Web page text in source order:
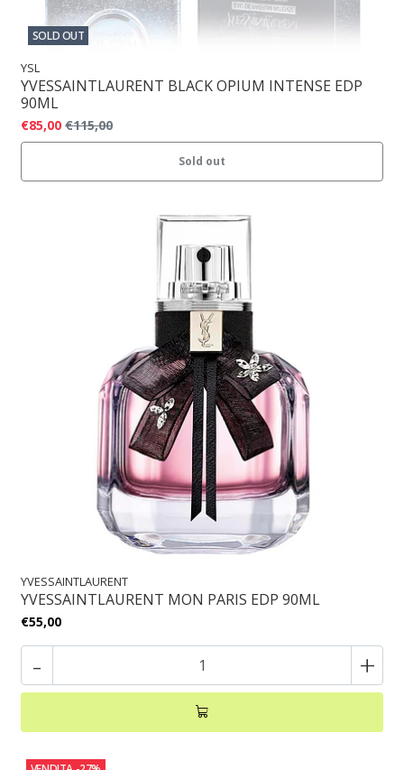
SOLD OUT
YSL
YVESSAINTLAURENT BLACK OPIUM INTENSE EDP
90ML
€85,00 €115,00
Sold out
YVESSAINTLAURENT
YVESSAINTLAURENT MON PARIS EDP 90ML
€55,00
- +